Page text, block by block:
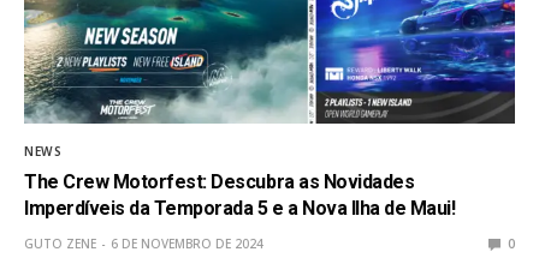
NEWS
The Crew Motorfest: Descubra as Novidades
Imperdíveis da Temporada 5 e a Nova Ilha de Maui!
GUTO ZENE 6 DE NOVEMBRO DE 2024 0